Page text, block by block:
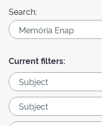
Search:
Current filters: